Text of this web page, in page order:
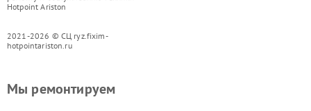
Hotpoint Ariston
2021-2026 © СЦ ryz.fixim-
hotpointariston.ru
Мы ремонтируем